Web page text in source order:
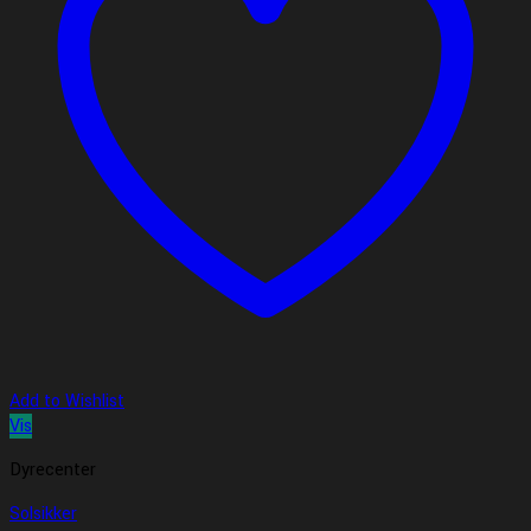
Add to Wishlist
Vis
Dyrecenter
Solsikker